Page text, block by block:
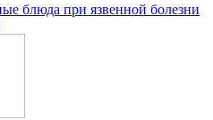
блюда при язвенной болезни